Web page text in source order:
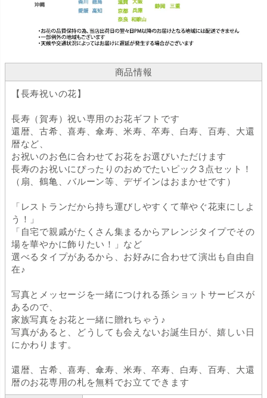
商品情報
【長寿祝いの花】
長寿（賀寿）祝い専用のお花ギフトです
還暦、古希、喜寿、傘寿、米寿、卒寿、白寿、百寿、大還
暦など、
お祝いのお色に合わせてお花をお選びいただけます
長寿のお祝いにぴったりのおめでたいピック3点セット！
（扇、鶴亀、バルーン等、デザインはおまかせです）
「レストランだから持ち運びしやすくて華やぐ花束にしよ
う！」
「自宅で親戚がたくさん集まるからアレンジタイプでその
場を華やかに飾りたい！」など
選べるタイプがあるから、お好みに合わせて演出も自由自
在♪
写真とメッセージを一緒につけれる孫ショットサービスが
あるので、
家族写真をお花と一緒に贈れちゃう♪
写真があると、どうしても会えないお誕生日が、嬉しい日
にかわります。
還暦、古希、喜寿、傘寿、米寿、卒寿、白寿、百寿、大還
暦のお花専用の札を無料でお立てできます